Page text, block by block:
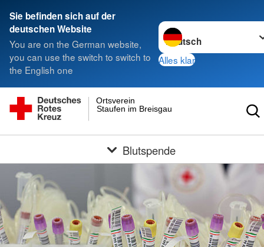
Sie befinden sich auf der
deutschen Website
You are on the German website,
you can use the switch to switch to
the English one
Sprache wechseln zu
Alles klar
Staufen im Breisgau
Ortsverein
Blutspende